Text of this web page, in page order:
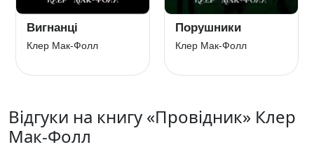
Вигнанці
Клер Мак-Фолл
Порушники
Клер Мак-Фолл
Відгуки на книгу «Провідник» Клер
Мак-Фолл